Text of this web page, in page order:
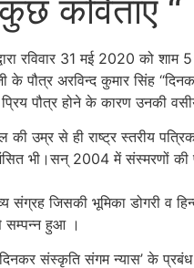
कविताएँ “
द्वारा रविवार 31 मई 2020 को
के पौत्र अरविन्द कुमार सिंह
पौत्र होने के कारण उनकी
की उम्र से ही राष्ट्र स्तरीय
भी।सन् 2004 में संस्मरणों की
जिसकी भूमिका डोगरी व
हुआ ।
‘दिनकर संस्कृति संगम न्यास’ के